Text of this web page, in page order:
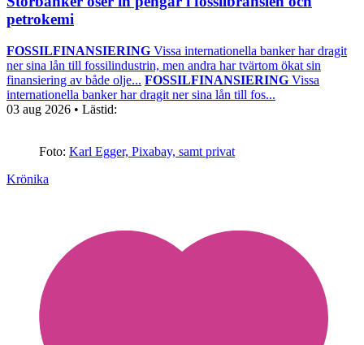
petrokemi
FOSSILFINANSIERING Vissa internationella banker har dragit
ner sina lån till fossilindustrin, men andra har tvärtom ökat sin
finansiering av både olje... FOSSILFINANSIERING Vissa
internationella banker har dragit ner sina lån till fos...
03 aug 2026 • Lästid:
Foto: Karl Egger, Pixabay, samt privat
Krönika